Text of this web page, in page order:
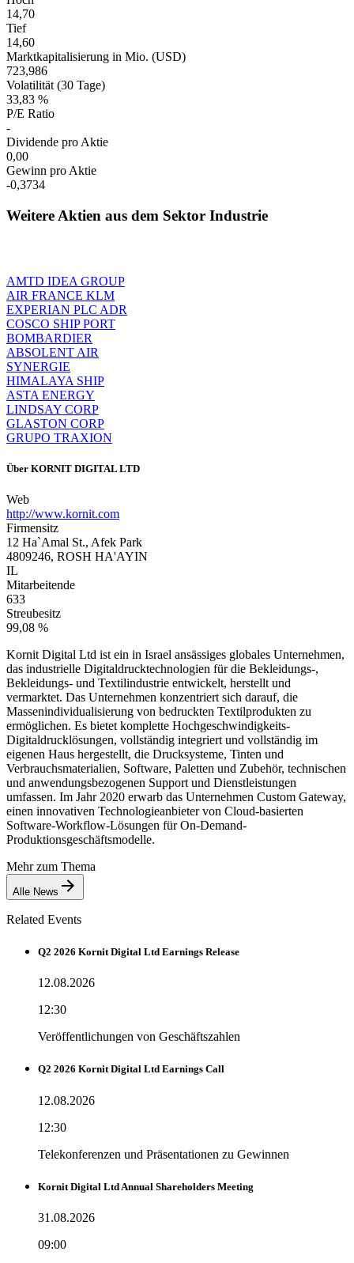
14,70
Tief
14,60
Marktkapitalisierung in Mio. (USD)
723,986
Volatilität (30 Tage)
33,83 %
P/E Ratio
-
Dividende pro Aktie
0,00
Gewinn pro Aktie
-0,3734
Weitere Aktien aus dem Sektor Industrie
AMTD IDEA GROUP
AIR FRANCE KLM
EXPERIAN PLC ADR
COSCO SHIP PORT
BOMBARDIER
ABSOLENT AIR
SYNERGIE
HIMALAYA SHIP
ASTA ENERGY
LINDSAY CORP
GLASTON CORP
GRUPO TRAXION
Über KORNIT DIGITAL LTD
Web
http://www.kornit.com
Firmensitz
12 Ha`Amal St., Afek Park
4809246, ROSH HA'AYIN
IL
Mitarbeitende
633
Streubesitz
99,08 %
Kornit Digital Ltd ist ein in Israel ansässiges globales Unternehmen,
das industrielle Digitaldrucktechnologien für die Bekleidungs-,
Bekleidungs- und Textilindustrie entwickelt, herstellt und
vermarktet. Das Unternehmen konzentriert sich darauf, die
Massenindividualisierung von bedruckten Textilprodukten zu
ermöglichen. Es bietet komplette Hochgeschwindigkeits-
Digitaldrucklösungen, vollständig integriert und vollständig im
eigenen Haus hergestellt, die Drucksysteme, Tinten und
Verbrauchsmaterialien, Software, Paletten und Zubehör, technischen
und anwendungsbezogenen Support und Dienstleistungen
umfassen. Im Jahr 2020 erwarb das Unternehmen Custom Gateway,
einen innovativen Technologieanbieter von Cloud-basierten
Software-Workflow-Lösungen für On-Demand-
Produktionsgeschäftsmodelle.
Mehr zum Thema
Alle News
Related Events
Q2 2026 Kornit Digital Ltd Earnings Release
12.08.2026
12:30
Veröffentlichungen von Geschäftszahlen
Q2 2026 Kornit Digital Ltd Earnings Call
12.08.2026
12:30
Telekonferenzen und Präsentationen zu Gewinnen
Kornit Digital Ltd Annual Shareholders Meeting
31.08.2026
09:00